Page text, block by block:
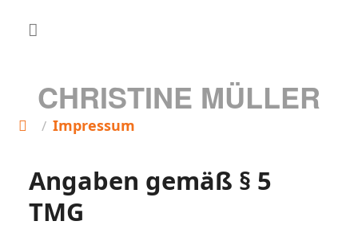
CHRISTINE MÜLLER
/ Impressum
Angaben gemäß § 5
TMG